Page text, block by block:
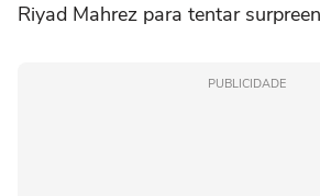
Riyad Mahrez para tentar
PUBLICIDADE